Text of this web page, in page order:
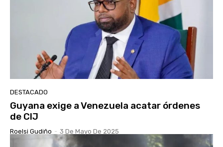
DESTACADO
Guyana exige a Venezuela acatar órdenes
de CIJ
Roelsi Gudiño - 3 De Mayo De 2025